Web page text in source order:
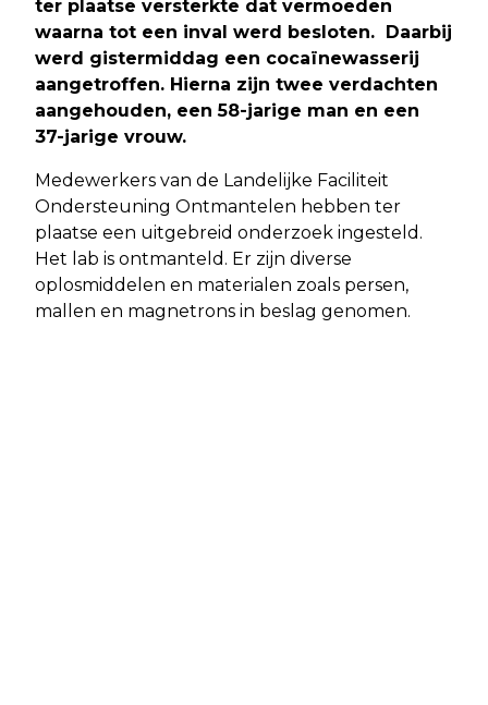
ter plaatse versterkte dat vermoeden
waarna tot een inval werd besloten. Daarbij
werd gistermiddag een cocaïnewasserij
aangetroffen. Hierna zijn twee verdachten
aangehouden, een 58-jarige man en een
37-jarige vrouw.
Medewerkers van de Landelijke Faciliteit
Ondersteuning Ontmantelen hebben ter
plaatse een uitgebreid onderzoek ingesteld.
Het lab is ontmanteld. Er zijn diverse
oplosmiddelen en materialen zoals persen,
mallen en magnetrons in beslag genomen.